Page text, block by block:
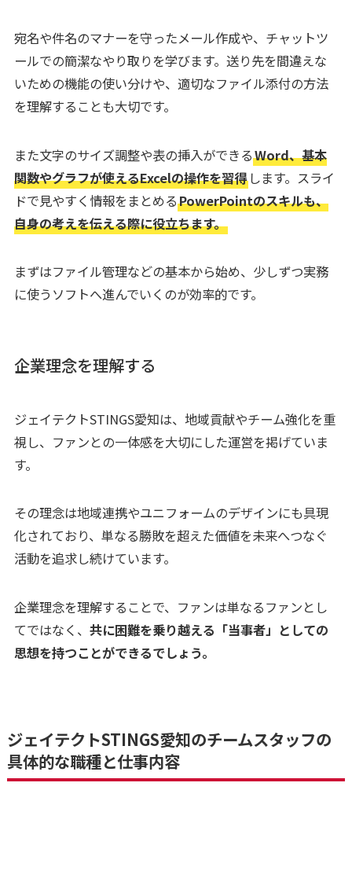
宛名や件名のマナーを守ったメール作成や、チャットツ
ールでの簡潔なやり取りを学びます。送り先を間違えな
いための機能の使い分けや、適切なファイル添付の方法
を理解することも大切です。
また文字のサイズ調整や表の挿入ができるWord、基本
関数やグラフが使えるExcelの操作を習得します。スライ
ドで見やすく情報をまとめるPowerPointのスキルも、
自身の考えを伝える際に役立ちます。
まずはファイル管理などの基本から始め、少しずつ実務
に使うソフトへ進んでいくのが効率的です。
企業理念を理解する
ジェイテクトSTINGS愛知は、地域貢献やチーム強化を重
視し、ファンとの一体感を大切にした運営を掲げていま
す。
その理念は地域連携やユニフォームのデザインにも具現
化されており、単なる勝敗を超えた価値を未来へつなぐ
活動を追求し続けています。
企業理念を理解することで、ファンは単なるファンとし
てではなく、 共に困難を乗り越える「当事者」としての
思想を持つことができるでしょう。
ジェイテクトSTINGS愛知のチームスタッフの
具体的な職種と仕事内容